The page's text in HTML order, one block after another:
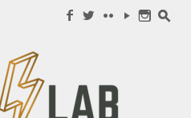
f w c y n s